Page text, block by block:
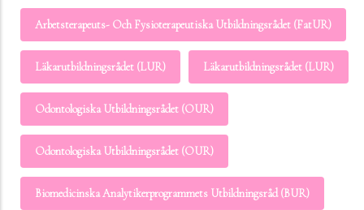
Arbetsterapeuts- Och Fysioterapeutiska Utbildningsrådet (FatUR)
Läkarutbildningsrådet (LUR) Läkarutbildningsrådet (LUR)
Odontologiska Utbildningsrådet (OUR)
Odontologiska Utbildningsrådet (OUR)
Biomedicinska Analytikerprogrammets Utbildningsråd (BUR)